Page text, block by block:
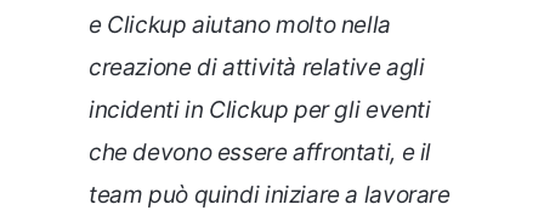
e Clickup aiutano molto nella
creazione di attività relative agli
incidenti in Clickup per gli eventi
che devono essere affrontati, e il
team può quindi iniziare a lavorare